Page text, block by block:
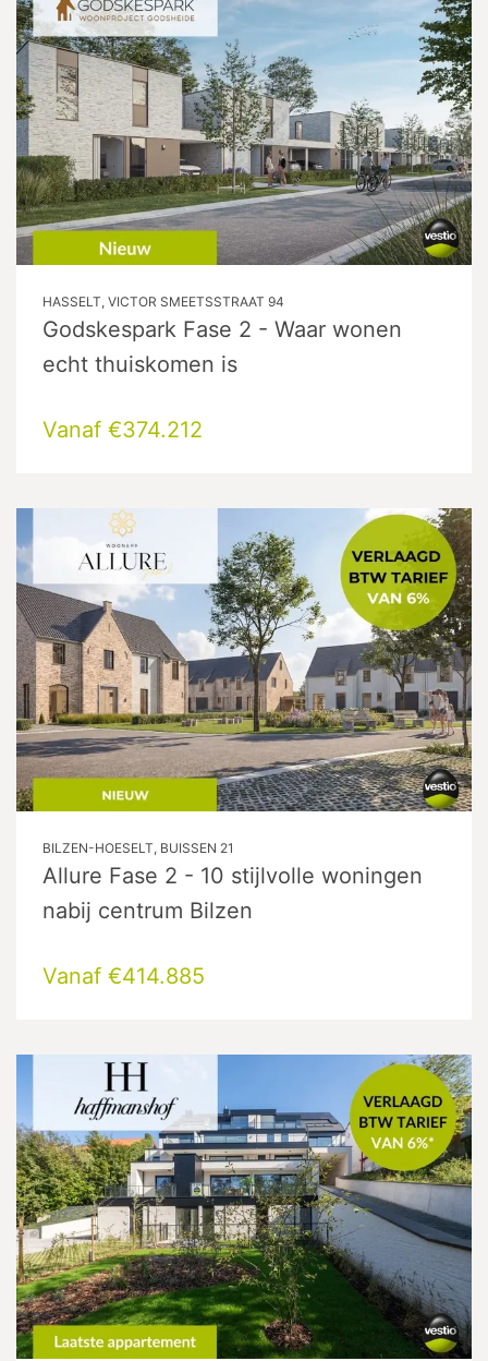
HASSELT, VICTOR SMEETSSTRAAT 94
Godskespark Fase 2 - Waar wonen
echt thuiskomen is
Vanaf €374.212
BILZEN-HOESELT, BUISSEN 21
Allure Fase 2 - 10 stijlvolle woningen
nabij centrum Bilzen
Vanaf €414.885